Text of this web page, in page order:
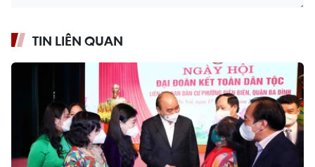
TIN LIÊN QUAN